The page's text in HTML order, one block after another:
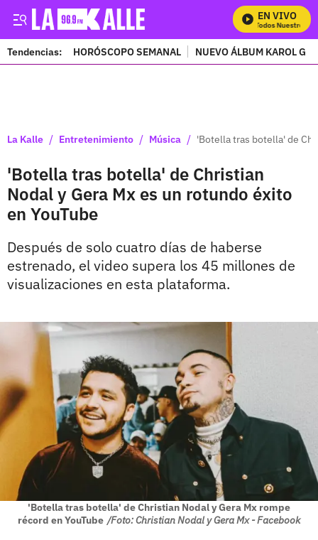
EN VIVO
Mira Todos Nuestros
Tendencias: HORÓSCOPO SEMANAL NUEVO ÁLBUM KAROL G
La Kalle / Entretenimiento / Música / 'Botella tras botella' de
'Botella tras botella' de Christian
Nodal y Gera Mx es un rotundo éxito
en YouTube
Después de solo cuatro días de haberse
estrenado, el video supera los 45 millones de
visualizaciones en esta plataforma.
'Botella tras botella' de Christian Nodal y Gera Mx rompe
récord en YouTube /Foto: Christian Nodal y Gera Mx - Facebook